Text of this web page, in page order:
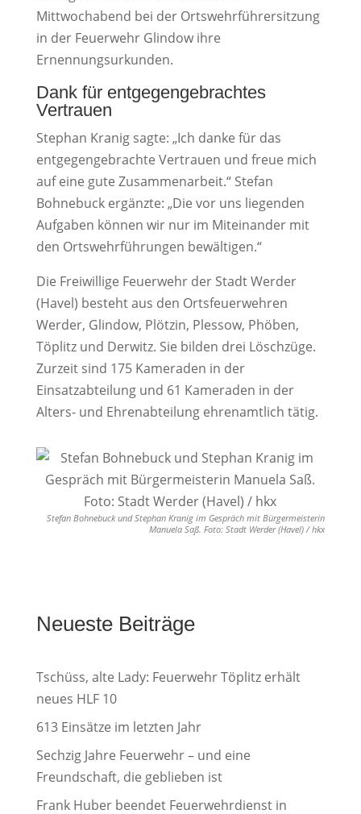
Mittwochabend bei der Ortswehrführersitzung
in der Feuerwehr Glindow ihre
Ernennungsurkunden.
Dank für entgegengebrachtes
Vertrauen
Stephan Kranig sagte: „Ich danke für das
entgegengebrachte Vertrauen und freue mich
auf eine gute Zusammenarbeit.“ Stefan
Bohnebuck ergänzte: „Die vor uns liegenden
Aufgaben können wir nur im Miteinander mit
den Ortswehrführungen bewältigen.“
Die Freiwillige Feuerwehr der Stadt Werder
(Havel) besteht aus den Ortsfeuerwehren
Werder, Glindow, Plötzin, Plessow, Phöben,
Töplitz und Derwitz. Sie bilden drei Löschzüge.
Zurzeit sind 175 Kameraden in der
Einsatzabteilung und 61 Kameraden in der
Alters- und Ehrenabteilung ehrenamtlich tätig.
Stefan Bohnebuck und Stephan Kranig im Gespräch mit Bürgermeisterin
Manuela Saß. Foto: Stadt Werder (Havel) / hkx
Neueste Beiträge
Tschüss, alte Lady: Feuerwehr Töplitz erhält
neues HLF 10
613 Einsätze im letzten Jahr
Sechzig Jahre Feuerwehr – und eine
Freundschaft, die geblieben ist
Frank Huber beendet Feuerwehrdienst in